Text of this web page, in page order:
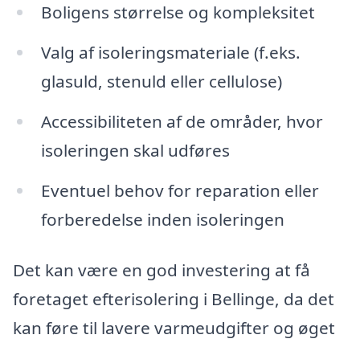
Boligens størrelse og kompleksitet
Valg af isoleringsmateriale (f.eks.
glasuld, stenuld eller cellulose)
Accessibiliteten af de områder, hvor
isoleringen skal udføres
Eventuel behov for reparation eller
forberedelse inden isoleringen
Det kan være en god investering at få
foretaget efterisolering i Bellinge, da det
kan føre til lavere varmeudgifter og øget